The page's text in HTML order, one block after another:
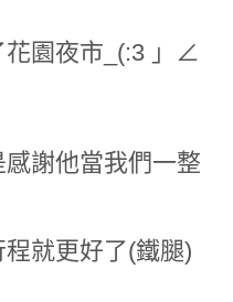
花園夜市_(:3 」∠
謝他當我們一整
就更好了(鐵腿)